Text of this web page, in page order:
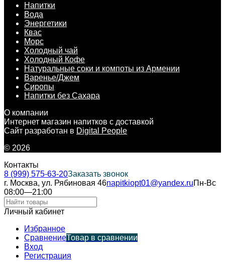
Напитки
Вода
Энергетики
Квас
Морс
Холодный чай
Холодный Кофе
Натуральные соки и компоты из Армении
Варенье/Джем
Сиропы
Напитки без Сахара
О компании
Интернет магазин напитков с доставкой
Сайт разработан в Digital People
© 2026
Контакты
8 (999) 575-63-20Заказать звонок
г. Москва, ул. Рябиновая 46napitkiopt01@yandex.ruПн-Вс
08:00—21:00
Личный кабинет
Избранное
СравнениеТовар в сравнении
Вход
Регистрация